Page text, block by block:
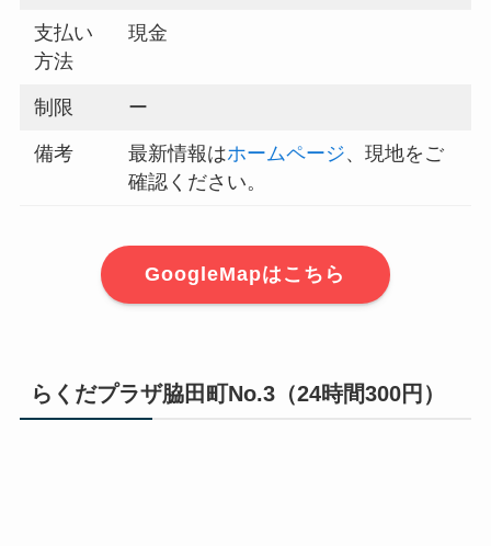
支払い
方法
現金
制限 ー
備考 最新情報はホームページ、現地をご
確認ください。
GoogleMapはこちら
らくだプラザ脇田町No.3（24時間300円）